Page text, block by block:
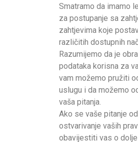
Smatramo da imamo
za postupanje sa
zahtjevima koje
različitih dostupnih
Razumijemo da je
podataka korisna za
vam možemo pružiti
uslugu i da možemo
vaša pitanja.
Ako se vaše pitanje
ostvarivanje vaših
obavijestiti vas o